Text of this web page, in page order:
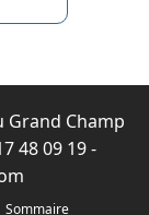
Grand Champ
48 09 19-
Sommaire